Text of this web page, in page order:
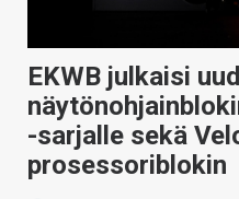
HAKU
EKWB julkaisi
-sarjalle sekä
prosessoriblokin